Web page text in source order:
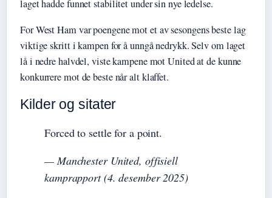
laget hadde funnet stabilitet under sin nye ledelse.
For West Ham var poengene mot et av sesongens beste lag
viktige skritt i kampen for å unngå nedrykk. Selv om laget
lå i nedre halvdel, viste kampene mot United at de kunne
konkurrere mot de beste når alt klaffet.
Kilder og sitater
Forced to settle for a point.
— Manchester United, offisiell
kamprapport (4. desember 2025)